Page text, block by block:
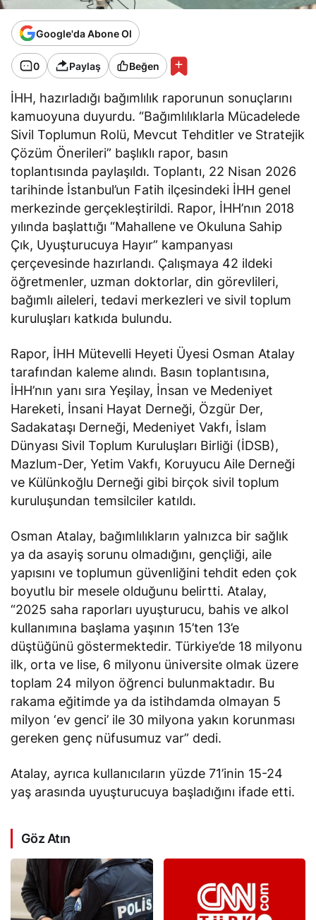
Google'da Abone Ol
0 Paylaş Beğen
İHH, hazırladığı bağımlılık raporunun sonuçlarını
kamuoyuna duyurdu. “Bağımlılıklarla Mücadelede
Sivil Toplumun Rolü, Mevcut Tehditler ve Stratejik
Çözüm Önerileri” başlıklı rapor, basın
toplantısında paylaşıldı. Toplantı, 22 Nisan 2026
tarihinde İstanbul’un Fatih ilçesindeki İHH genel
merkezinde gerçekleştirildi. Rapor, İHH’nın 2018
yılında başlattığı “Mahallene ve Okuluna Sahip
Çık, Uyuşturucuya Hayır” kampanyası
çerçevesinde hazırlandı. Çalışmaya 42 ildeki
öğretmenler, uzman doktorlar, din görevlileri,
bağımlı aileleri, tedavi merkezleri ve sivil toplum
kuruluşları katkıda bulundu.
Rapor, İHH Mütevelli Heyeti Üyesi Osman Atalay
tarafından kaleme alındı. Basın toplantısına,
İHH’nın yanı sıra Yeşilay, İnsan ve Medeniyet
Hareketi, İnsani Hayat Derneği, Özgür Der,
Sadakataşı Derneği, Medeniyet Vakfı, İslam
Dünyası Sivil Toplum Kuruluşları Birliği (İDSB),
Mazlum-Der, Yetim Vakfı, Koruyucu Aile Derneği
ve Külünkoğlu Derneği gibi birçok sivil toplum
kuruluşundan temsilciler katıldı.
Osman Atalay, bağımlılıkların yalnızca bir sağlık
ya da asayiş sorunu olmadığını, gençliği, aile
yapısını ve toplumun güvenliğini tehdit eden çok
boyutlu bir mesele olduğunu belirtti. Atalay,
“2025 saha raporları uyuşturucu, bahis ve alkol
kullanımına başlama yaşının 15’ten 13’e
düştüğünü göstermektedir. Türkiye’de 18 milyonu
ilk, orta ve lise, 6 milyonu üniversite olmak üzere
toplam 24 milyon öğrenci bulunmaktadır. Bu
rakama eğitimde ya da istihdamda olmayan 5
milyon ‘ev genci’ ile 30 milyona yakın korunması
gereken genç nüfusumuz var” dedi.
Atalay, ayrıca kullanıcıların yüzde 71’inin 15-24
yaş arasında uyuşturucuya başladığını ifade etti.
Göz Atın